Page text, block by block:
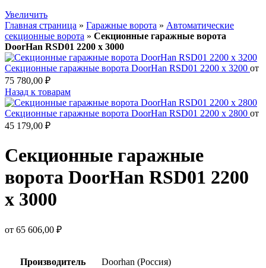
Увеличить
Главная страница » Гаражные ворота » Автоматические
секционные ворота » Секционные гаражные ворота
DoorHan RSD01 2200 х 3000
Секционные гаражные ворота DoorHan RSD01 2200 х 3200 от
75 780,00 ₽
Назад к товарам
Секционные гаражные ворота DoorHan RSD01 2200 х 2800 от
45 179,00 ₽
Секционные гаражные
ворота DoorHan RSD01 2200
х 3000
от 65 606,00 ₽
Производитель Doorhan (Россия)